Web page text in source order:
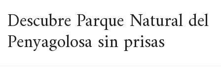
ESPACIO
Descubre Parque Natural del
Penyagolosa sin prisas